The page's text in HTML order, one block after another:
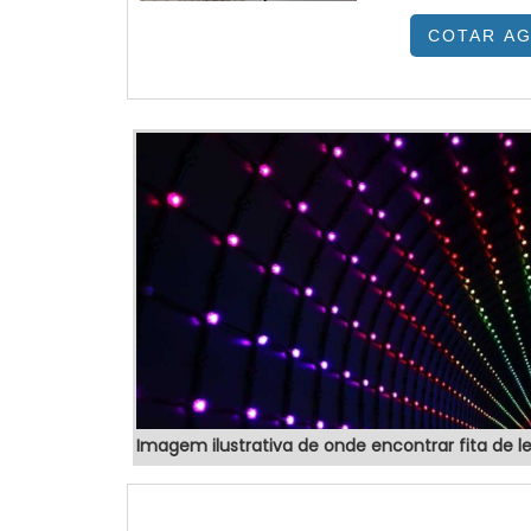
COTAR
Imagem ilustrativa de onde encontrar fita de